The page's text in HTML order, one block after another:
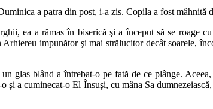
a patra din post, i-a zis. Copila a fost mâhnită
ea a rămas în biserică şi a început să se roage
impunător şi mai strălucitor decât soarele,
glas blând a întrebat-o pe fată de ce plânge.
şi a cuminecat-o El Însuşi, cu mâna Sa